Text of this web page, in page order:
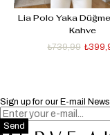
Lia Polo Yaka
Kahve
₺739,99
Sign up for our E-mail
Send